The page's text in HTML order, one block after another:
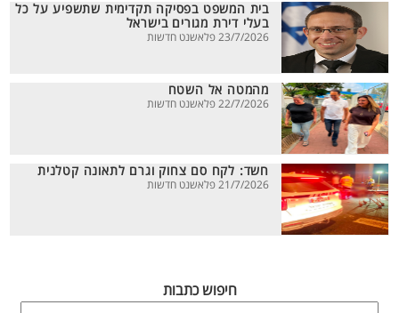
בית המשפט בפסיקה תקדימית שתשפיע על כל
בעלי דירת מגורים בישראל
23/7/2026 פלאשנט חדשות
מהמטה אל השטח
22/7/2026 פלאשנט חדשות
חשד: לקח סם צחוק וגרם לתאונה קטלנית
21/7/2026 פלאשנט חדשות
חיפוש כתבות